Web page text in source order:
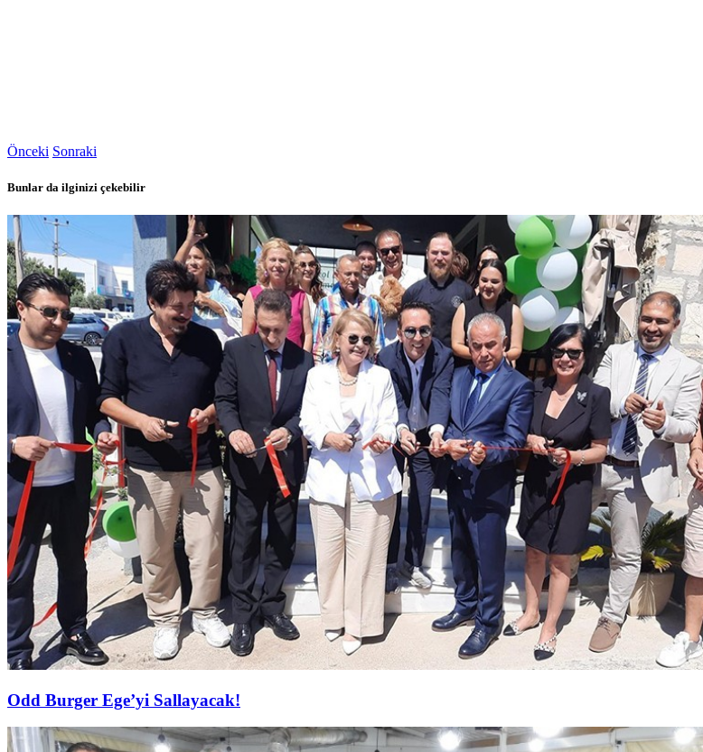
Önceki Sonraki
Bunlar da ilginizi çekebilir
Odd Burger Ege’yi Sallayacak!